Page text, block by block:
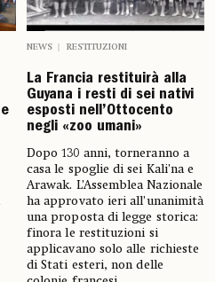
NEWS RESTITUZIONI
La Francia restituirà alla
Guyana i resti di sei nativi
esposti nell’Ottocento
negli «zoo umani»
Dopo 130 anni, torneranno a
casa le spoglie di sei Kali’na e
Arawak. L’Assemblea Nazionale
ha approvato ieri all’unanimità
una proposta di legge storica:
finora le restituzioni si
applicavano solo alle richieste
di Stati esteri, non delle